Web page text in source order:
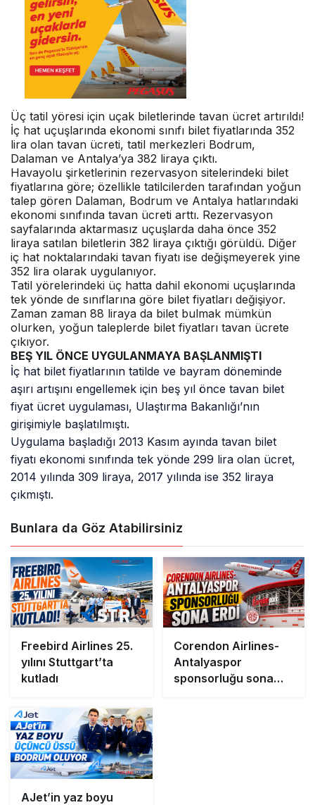
Üç tatil yöresi için uçak biletlerinde tavan ücret artırıldı!
İç hat uçuşlarında ekonomi sınıfı bilet fiyatlarında 352
lira olan tavan ücreti, tatil merkezleri Bodrum,
Dalaman ve Antalya’ya 382 liraya çıktı.
Havayolu şirketlerinin rezervasyon sitelerindeki bilet
fiyatlarına göre; özellikle tatilcilerden tarafından yoğun
talep gören Dalaman, Bodrum ve Antalya hatlarındaki
ekonomi sınıfında tavan ücreti arttı. Rezervasyon
sayfalarında aktarmasız uçuşlarda daha önce 352
liraya satılan biletlerin 382 liraya çıktığı görüldü. Diğer
iç hat noktalarındaki tavan fiyatı ise değişmeyerek yine
352 lira olarak uygulanıyor.
Tatil yörelerindeki üç hatta dahil ekonomi uçuşlarında
tek yönde de sınıflarına göre bilet fiyatları değişiyor.
Zaman zaman 88 liraya da bilet bulmak mümkün
olurken, yoğun taleplerde bilet fiyatları tavan ücrete
çıkıyor.
BEŞ YIL ÖNCE UYGULANMAYA BAŞLANMIŞTI
İç hat bilet fiyatlarının tatilde ve bayram döneminde
aşırı artışını engellemek için beş yıl önce tavan bilet
fiyat ücret uygulaması, Ulaştırma Bakanlığı’nın
girişimiyle başlatılmıştı.
Uygulama başladığı 2013 Kasım ayında tavan bilet
fiyatı ekonomi sınıfında tek yönde 299 lira olan ücret,
2014 yılında 309 liraya, 2017 yılında ise 352 liraya
çıkmıştı.
Bunlara da Göz Atabilirsiniz
Freebird Airlines 25.
yılını Stuttgart’ta
kutladı
Corendon Airlines-
Antalyaspor
sponsorluğu sona
AJet’in yaz boyu